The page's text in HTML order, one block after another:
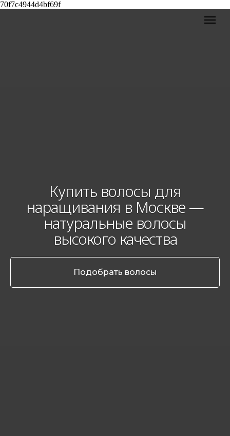
70f7c4944d4bf69f
Купить волосы для
наращивания в Москве —
натуральные волосы
высокого качества
Подобрать волосы